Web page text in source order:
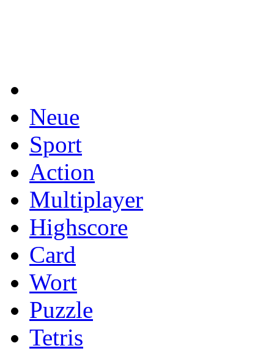
Neue
Sport
Action
Multiplayer
Highscore
Card
Wort
Puzzle
Tetris